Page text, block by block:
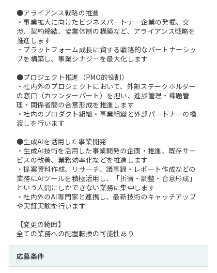
●アライアンス戦略の推進
・事業拡大に向けたビジネスパートナー企業の発掘、交
渉、契約締結、協業体制の構築など、アライアンス戦略を
推進します
・プラットフォーム成長に資する戦略的なパートナーシッ
プを構築し、事業シナジーを最大化します
●プロジェクト推進（PMO的役割）
・社内外のプロジェクトにおいて、外部ステークホルダー
の窓口（カウンターパート）を担い、進捗管理・課題管
理・関係者間の合意形成を推進します
・社内のプロダクト組織・事業組織と外部パートナーの橋
渡しを行います
●生成AIを活用した事業開発
・生成AI技術を活用した事業開発の企画・推進、既存サー
ビスの改善、業務効率化などを推進します
・提案資料作成、リサーチ、議事録・レポート作成などの
業務にAIツールを積極活用し、「折衝・調整・合意形成」
という人間にしかできない業務に集中します
・社内外のAI専門家と連携し、最新技術のキャッチアップ
や実証実験を行います
【変更の範囲】
全ての業務への配置転換の可能性あり
応募条件